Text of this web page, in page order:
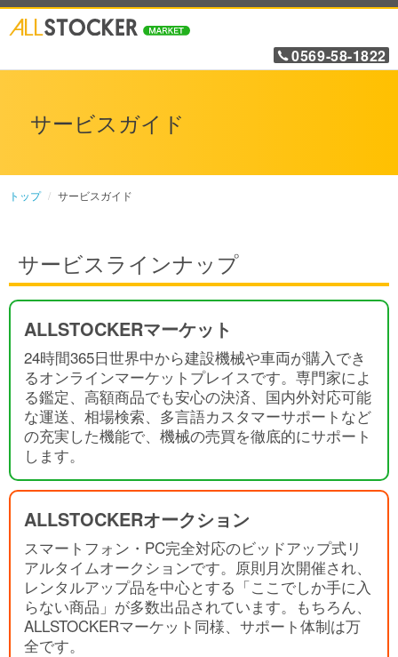
0569-58-1822
サービスガイド
トップ サービスガイド
サービスラインナップ
ALLSTOCKERマーケット
24時間365日世界中から建設機械や車両が購入でき
るオンラインマーケットプレイスです。専門家によ
る鑑定、高額商品でも安心の決済、国内外対応可能
な運送、相場検索、多言語カスタマーサポートなど
の充実した機能で、機械の売買を徹底的にサポート
します。
ALLSTOCKERオークション
スマートフォン・PC完全対応のビッドアップ式リ
アルタイムオークションです。原則月次開催され、
レンタルアップ品を中心とする「ここでしか手に入
らない商品」が多数出品されています。もちろん、
ALLSTOCKERマーケット同様、サポート体制は万
全です。